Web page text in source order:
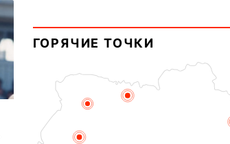
Дави́да (1015). Прп....
ГОРЯЧИЕ ТОЧКИ